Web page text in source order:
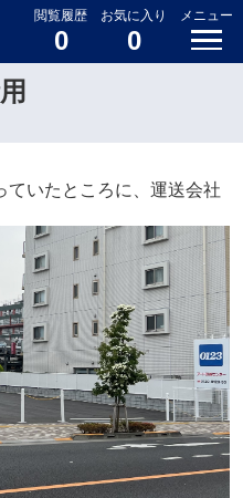
閲覧履歴
0
お気に入り
0
メニュー
ていたところに、運送会社